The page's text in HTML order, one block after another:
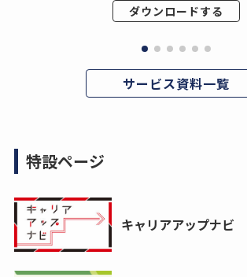
ダウンロードする
サービス資料一覧
特設ページ
キャリアアップナビ